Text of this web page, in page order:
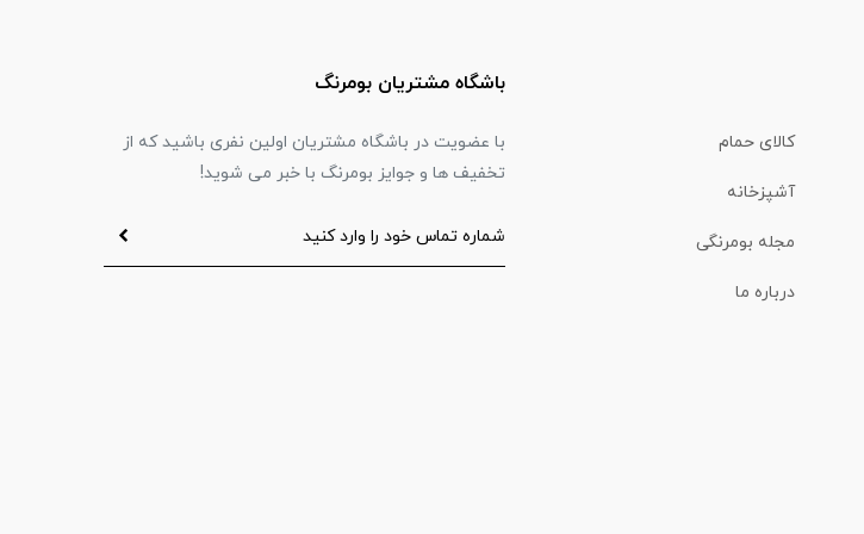
کالای حمام
آشپزخانه
مجله بومرنگی
درباره ما
باشگاه مشتریان بومرنگ
با عضویت در باشگاه مشتریان اولین نفری باشید که از
تخفیف ها و جوایز بومرنگ با خبر می شوید!